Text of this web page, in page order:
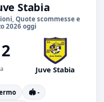
Stabia
Quote scommesse e
2026 oggi
Juve Stabia
🏟️ -